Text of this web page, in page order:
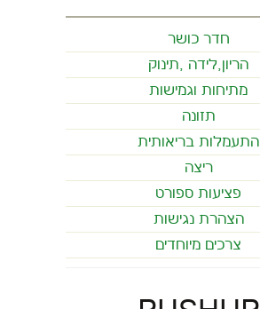
חדר כושר
הריון,לידה ,תינוק
מתיחות וגמישות
תזונה
התעמלות בריאותית
ריצה
פציעות ספורט
הצהרת נגישות
צרכים מיוחדים